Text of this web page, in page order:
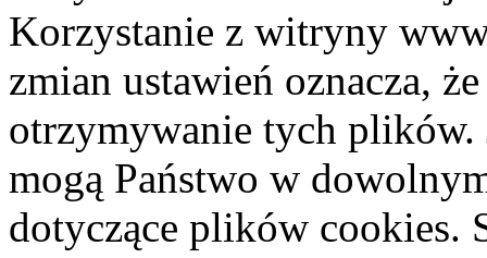
Korzystanie z witryny
zmian ustawień oznacza,
otrzymywanie tych plików.
mogą Państwo w
dotyczące plików cookies.